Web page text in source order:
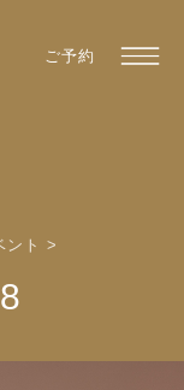
ご予約
ント >